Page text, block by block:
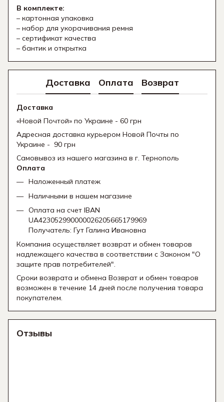
В комплекте:
– картонная упаковка
– набор для укорачивания ремня
– сертификат качества
– бантик и открытка
Доставка Оплата Возврат
Доставка
«Новой Почтой» по Украине - 60 грн
Адресная доставка курьером Новой Почты по
Украине - 90 грн
Самовывоз из нашего магазина в г. Тернополь
Оплата
Наложенный платеж
Наличными в нашем магазине
Оплата на счет IBAN
UA423052990000026205665179969
Получатель: Гут Галина Ивановна
Компания осуществляет возврат и обмен товаров
надлежащего качества в соответствии с Законом "О
защите прав потребителей".
Сроки возврата и обмена Возврат и обмен товаров
возможен в течение 14 дней после получения товара
покупателем.
Отзывы